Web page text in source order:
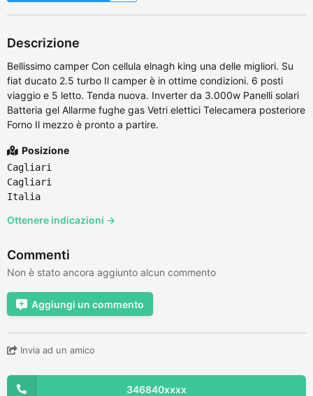
Descrizione
Bellissimo camper Con cellula elnagh king una delle migliori. Su
fiat ducato 2.5 turbo Il camper è in ottime condizioni. 6 posti
viaggio e 5 letto. Tenda nuova. Inverter da 3.000w Panelli solari
Batteria gel Allarme fughe gas Vetri elettici Telecamera posteriore
Forno Il mezzo è pronto a partire.
Posizione
Cagliari
Cagliari
Italia
Ottenere indicazioni →
Commenti
Non è stato ancora aggiunto alcun commento
Aggiungi un commento
Invia ad un amico
346840xxxx